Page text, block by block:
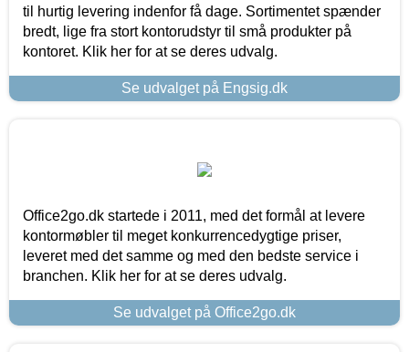
til hurtig levering indenfor få dage. Sortimentet spænder
bredt, lige fra stort kontorudstyr til små produkter på
kontoret. Klik her for at se deres udvalg.
Se udvalget på Engsig.dk
Office2go.dk startede i 2011, med det formål at levere
kontormøbler til meget konkurrencedygtige priser,
leveret med det samme og med den bedste service i
branchen. Klik her for at se deres udvalg.
Se udvalget på Office2go.dk